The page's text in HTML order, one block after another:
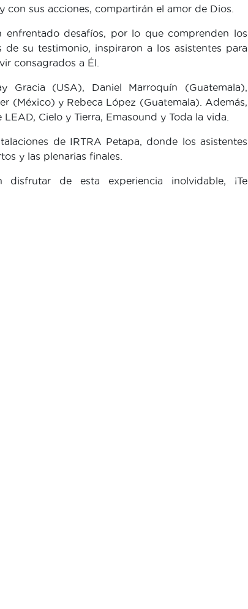
con sus acciones, compartirán el amor de Dios.
enfrentado desafíos, por lo que comprenden los
su testimonio, inspiraron a los asistentes para
consagrados a Él.
Gracia (USA), Daniel Marroquín (Guatemala),
(México) y Rebeca López (Guatemala). Además,
Cielo y Tierra, Emasound y Toda la vida.
de IRTRA Petapa, donde los asistentes
y las plenarias finales.
de esta experiencia inolvidable, ¡Te